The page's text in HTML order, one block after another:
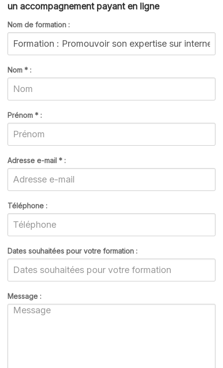
un accompagnement payant en ligne
Nom de formation :
Nom * :
Prénom * :
Adresse e-mail * :
Téléphone :
Dates souhaitées pour votre formation :
Message :